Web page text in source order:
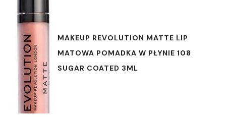
MAKEUP REVOLUTION MATTE LIP
MATOWA POMADKA W PŁYNIE 108
SUGAR COATED 3ML